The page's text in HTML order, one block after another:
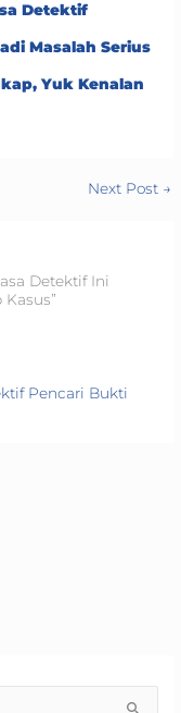
Detektif
Masalah Serius
Yuk Kenalan
Next Post →
Detektif Ini
Pencari Bukti